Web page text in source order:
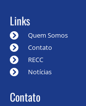
Links
Quem Somos
Contato
RECC
Notícias
Contato